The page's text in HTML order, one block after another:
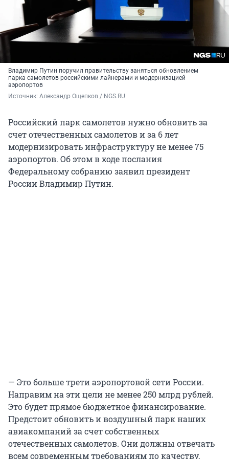
Владимир Путин поручил правительству заняться обновлением
парка самолетов российскими лайнерами и модернизацией
аэропортов
Источник: Александр Ощепков / NGS.RU
Российский парк самолетов нужно обновить за
счет отечественных самолетов и за 6 лет
модернизировать инфраструктуру не менее 75
аэропортов. Об этом в ходе послания
Федеральному собранию заявил президент
России Владимир Путин.
— Это больше трети аэропортовой сети России.
Направим на эти цели не менее 250 млрд рублей.
Это будет прямое бюджетное финансирование.
Предстоит обновить и воздушный парк наших
авиакомпаний за счет собственных
отечественных самолетов. Они должны отвечать
всем современным требованиям по качеству,